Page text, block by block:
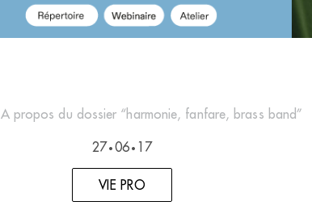
A propos du dossier “harmonie, fanfare, brass band”
27 • 06 • 17
VIE PRO